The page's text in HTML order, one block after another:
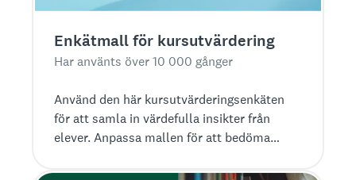
Enkätmall för kursutvärdering
Har använts över 10 000 gånger
Använd den här kursutvärderingsenkäten
för att samla in värdefulla insikter från
elever. Anpassa mallen för att bedöma